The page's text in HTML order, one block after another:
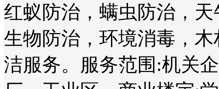
红蚁防治，螨虫防治，
生物防治，环境消毒，
洁服务。服务范围:机关